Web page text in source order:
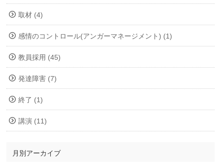
取材 (4)
感情のコントロール(アンガーマネージメント) (1)
教員採用 (45)
発達障害 (7)
終了 (1)
講演 (11)
月別アーカイブ